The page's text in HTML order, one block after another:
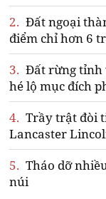
2. Đất ngoại
điểm chỉ hơn 6
3. Đất rừng tỉnh
hé lộ mục đích
4. Trầy trật đòi
Lancaster
5. Tháo dỡ
núi